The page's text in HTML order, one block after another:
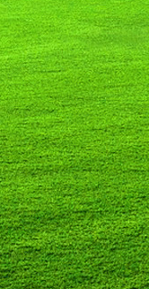
A világ szépséges ragyogása -
Lelkem mélyéről - arra kényszerít,
Késztessem kozmikus
Életem isteni képességeit:
Hogy saját lényemet elhagyjam,
S bizakodva keressem önmagam
A kozmikus hő- és fényáradatban.
13. hét
szárnyalván érzéki
Lelkem mélységeiben is fellobban,
S az isteni igazság szava szól
A szellem tüzének világából:
alapjaidhoz eljutva ismerd
rokonságban állsz a
14. hét